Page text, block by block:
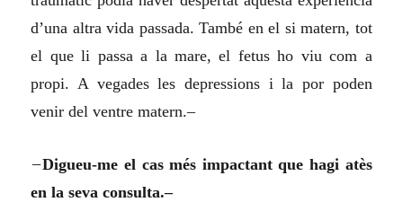
d’una altra vida passada. També en el si matern, tot
el que li passa a la mare, el fetus ho viu com a
propi. A vegades les depressions i la por poden
venir del ventre matern.–
–Digueu-me el cas més impactant que hagi atès
en la seva consulta.–